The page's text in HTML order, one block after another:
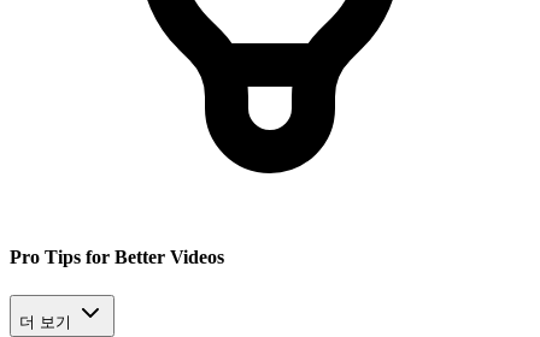
Pro Tips for Better Videos
더 보기